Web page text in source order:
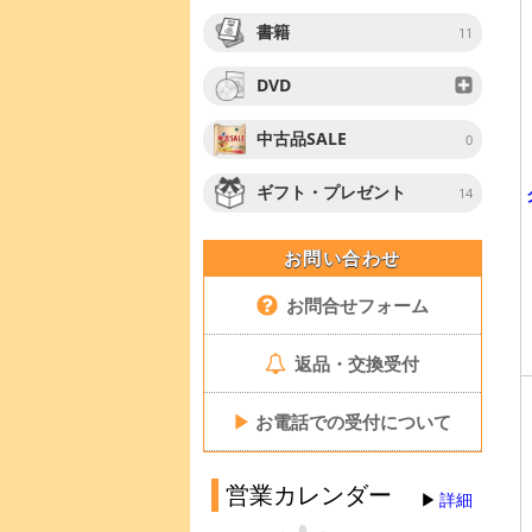
書籍 11
DVD
中古品SALE 0
ギフト・プレゼント 14
お問い合わせ
お問合せフォーム
返品・交換受付
▶ お電話での受付について
営業カレンダー 詳細